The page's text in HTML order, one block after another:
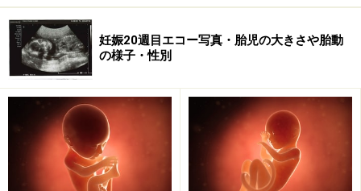
胎動はいつから？ 胎動ではなく腸の動きだ
ったということも…
はじめて胎動を感じる時期は、
20週ぐらい、経産婦さんでは、それより少し早く感じる
妊娠20週目エコー写真・胎児の大きさや胎動
の様子・性別